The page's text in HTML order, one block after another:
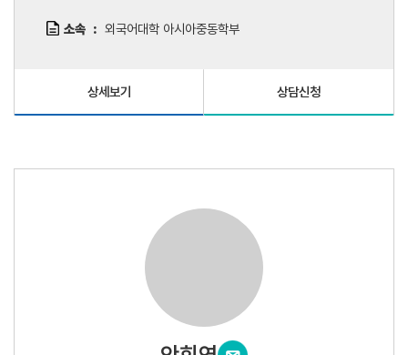
소속 외국어대학 아시아중동학부
상세보기 상담신청